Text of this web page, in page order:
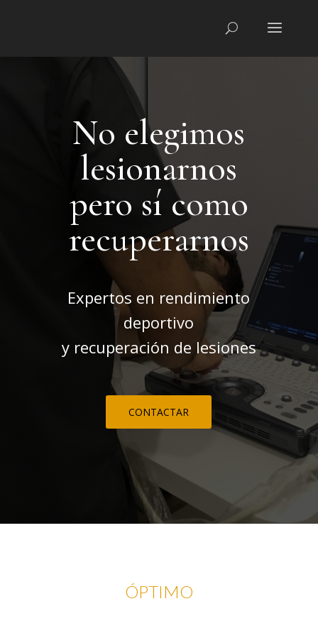
No elegimos
lesionarnos
pero sí como
recuperarnos
Expertos en rendimiento
deportivo
y recuperación de lesiones
CONTACTAR
ÓPTIMO